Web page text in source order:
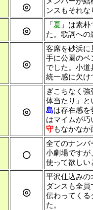
◎
ンスもそれ
◎ 「夏 」は素
た。歌詞へ
◎
客席を砂浜に
手に公園の
でした。小
統一感に欠け
◎
ぎこちなく
体当たり」と
島は存在感
はマイムが
守もなかな
○
全てのナンバ
小劇場ですが
使って欲しい
◎
平沢仕込みの
ダンスも全
伝わってくる
た。